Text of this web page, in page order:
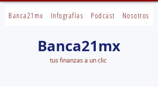
Banca21mx Infografías Podcast Nosotros
Banca21mx
tus finanzas a un clic